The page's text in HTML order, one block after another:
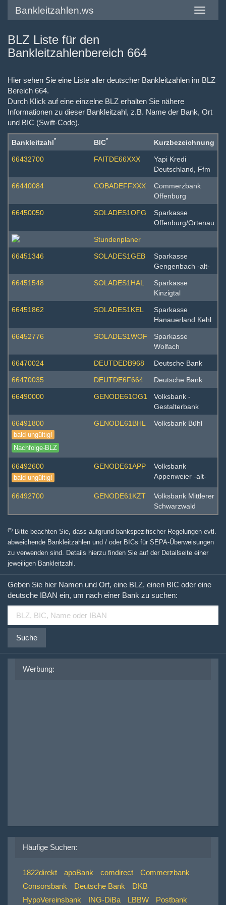
Toggle
Bankleitzahlen.ws
BLZ Liste für den
Bankleitzahlenbereich 664
Hier sehen Sie eine Liste aller deutscher Bankleitzahlen im BLZ
Bereich 664.
Durch Klick auf eine einzelne BLZ erhalten Sie nähere
Informationen zu dieser Bankleitzahl, z.B. Name der Bank, Ort
und BIC (Swift-Code).
Bankleitzahl* BIC* Kurzbezeichnung
66432700 FAITDE66XXX
Yapi Kredi
Deutschland, Ffm
66440084 COBADEFFXXX
Commerzbank
Offenburg
66450050 SOLADES1OFG
Sparkasse
Offenburg/Ortenau
66451346 SOLADES1GEB
Sparkasse
Gengenbach -alt-
66451548 SOLADES1HAL
Sparkasse
Kinzigtal
66451862 SOLADES1KEL
Sparkasse
Hanauerland Kehl
66452776 SOLADES1WOF
Sparkasse
Wolfach
66470024 DEUTDEDB968 Deutsche Bank
66470035 DEUTDE6F664 Deutsche Bank
66490000 GENODE61OG1
Volksbank -
Gestalterbank
66491800
bald ungültig!
Nachfolge-BLZ
GENODE61BHL Volksbank Bühl
66492600
bald ungültig!
GENODE61APP
Volksbank
Appenweier -alt-
66492700 GENODE61KZT
Volksbank Mittlerer
Schwarzwald
(*) Bitte beachten Sie, dass aufgrund bankspezifischer Regelungen evtl.
abweichende Bankleitzahlen und / oder BICs für SEPA-Überweisungen
zu verwenden sind. Details hierzu finden Sie auf der Detailseite einer
jeweiligen Bankleitzahl.
Geben Sie hier Namen und Ort, eine BLZ, einen BIC oder eine
deutsche IBAN ein, um nach einer Bank zu suchen:
Suche
Werbung:
Häufige Suchen:
1822direkt apoBank comdirect
Commerzbank
Consorsbank
Deutsche Bank
DKB
HypoVereinsbank
ING-DiBa LBBW Postbank